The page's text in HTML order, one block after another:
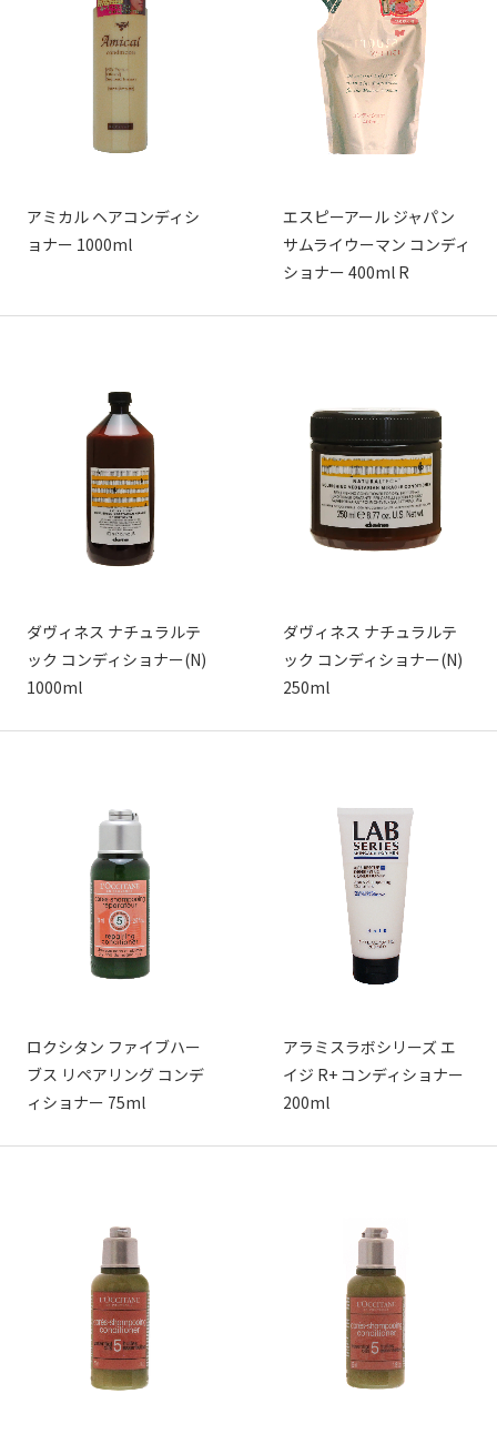
アミカル ヘアコンディシ
ョナー 1000ml
エスピーアール ジャパン
サムライウーマン コンディ
ショナー 400ml R
ダヴィネス ナチュラルテ
ック コンディショナー(N)
1000ml
ダヴィネス ナチュラルテ
ック コンディショナー(N)
250ml
ロクシタン ファイブハー
ブス リペアリング コンデ
ィショナー 75ml
アラミスラボシリーズ エ
イジ R+ コンディショナー
200ml